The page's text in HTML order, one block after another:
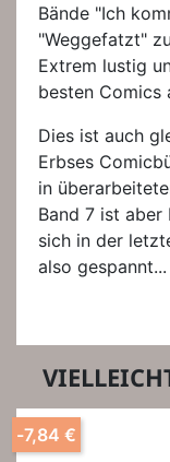
Bände "Ich
"Weggefatzt"
Extrem lustig
besten Comics
Dies ist auch
Erbses
in
Band 7 ist
sich in der
also gespannt...
-7,84 €